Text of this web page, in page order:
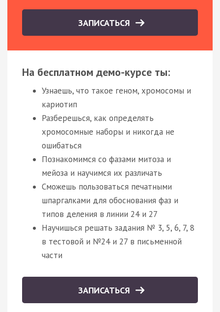
ЗАПИСАТЬСЯ
На бесплатном демо-курсе ты:
Узнаешь, что такое геном, хромосомы и
кариотип
Разберешься, как определять
хромосомные наборы и никогда не
ошибаться
Познакомимся со фазами митоза и
мейоза и научимся их различать
Сможешь пользоваться печатными
шпаргалками для обоснования фаз и
типов деления в линии 24 и 27
Научишься решать задания № 3, 5, 6, 7, 8
в тестовой и №24 и 27 в письменной
части
ЗАПИСАТЬСЯ